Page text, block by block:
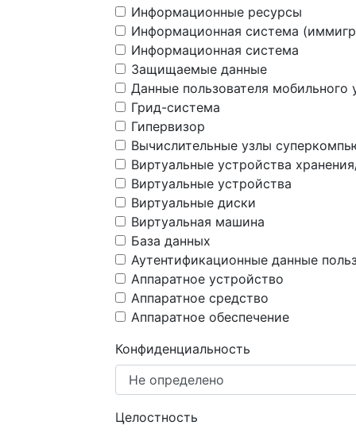
Информационные ресурсы
Информационная система
Информационная система
Защищаемые данные
Данные пользователя мобильного
Грид-система
Гипервизор
Вычислительные узлы
Виртуальные устройства
Виртуальные устройства
Виртуальные диски
Виртуальная машина
База данных
Аутентификационные данные
Аппаратное устройство
Аппаратное средство
Аппаратное обеспечение
Конфиденциальность
Целостность